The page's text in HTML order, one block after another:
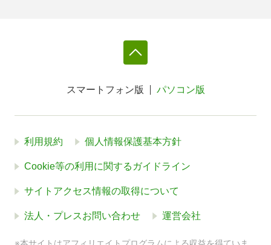
スマートフォン版 パソコン版
利用規約 個人情報保護基本方針
Cookie等の利用に関するガイドライン
サイトアクセス情報の取得について
法人・プレスお問い合わせ 運営会社